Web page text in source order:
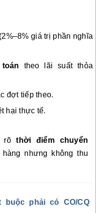
(2%–8% giá trị phần nghĩa
theo lãi suất thỏa
đợt tiếp theo.
hại thực tế.
rõthời điểm chuyển
nhưng không thu
phải có CO/CQ